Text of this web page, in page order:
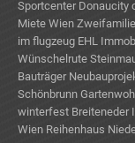
Sportcenter Donaucity
Miete Wien
im flugzeug EHL
Wünschelrute
Bauträger
Schönbrunn
winterfest Breiteneder
Wien Reihenhaus